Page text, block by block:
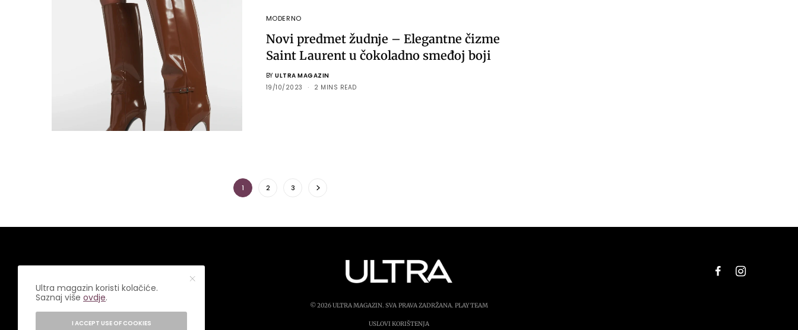
MODERNO
Novi predmet žudnje – Elegantne čizme
Saint Laurent u čokoladno smeđoj boji
BY ULTRA MAGAZIN
19/10/2023
2 MINS READ
1 2 3
© 2026 ULTRA MAGAZIN. SVA PRAVA ZADRŽANA. PLAY TEAM
USLOVI KORIŠTENJA
Ultra magazin koristi kolačiće.
Saznaj višeovdje.
I ACCEPT USE OF COOKIES